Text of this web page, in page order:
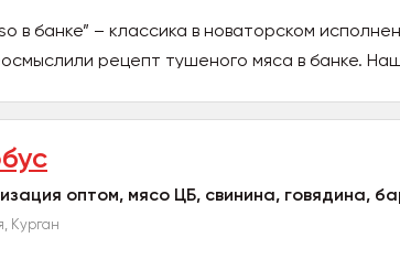
в банке” – классика в новаторском
рецепт тушеного мяса в банке.
оптом, мясо ЦБ, свинина, говядина,
Курган